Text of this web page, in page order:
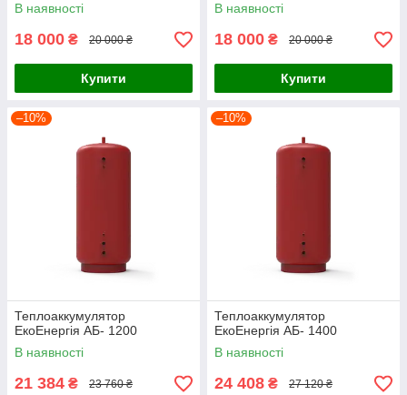
В наявності
18 000 ₴ 20 000 ₴
Купити
В наявності
18 000 ₴ 20 000 ₴
Купити
–10%
Теплоаккумулятор
ЕкоЕнергія АБ- 1200
В наявності
21 384 ₴ 23 760 ₴
–10%
Теплоаккумулятор
ЕкоЕнергія АБ- 1400
В наявності
24 408 ₴ 27 120 ₴